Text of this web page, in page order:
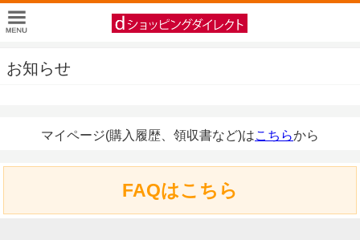
お知らせ
マイページ(購入履歴、領収書など)はこちらから
FAQはこちら